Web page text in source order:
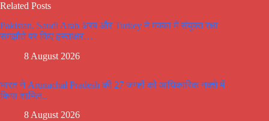
Related Posts
Pakistan, Saudi Arab अरब और Turkey ने मक्का में संयुक्त रक्षा
समझौते पर किए हस्ताक्षर…
8 August 2026
भारत ने Arunachal Pradesh की 27 जगहों को आधिकारिक नक्शे में
किया शामिल..
8 August 2026